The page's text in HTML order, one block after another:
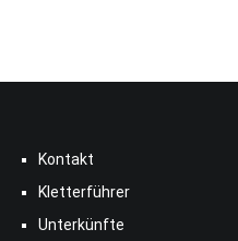
Kontakt
Kletterführer
Unterkünfte